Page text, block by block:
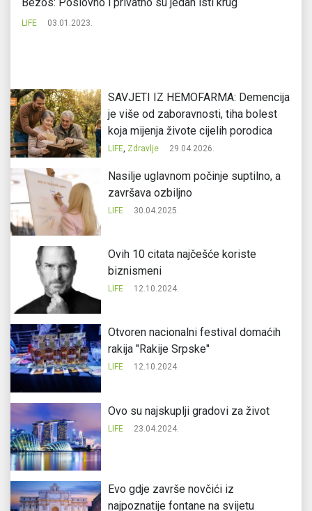
Bezos: Poslovno i privatno su jedan isti krug
LIFE 03.01.2023.
SAVJETI IZ HEMOFARMA: Demencija
je više od zaboravnosti, tiha bolest
koja mijenja živote cijelih porodica
LIFE, Zdravlje 29.04.2026.
Nasilje uglavnom počinje suptilno, a
završava ozbiljno
LIFE 30.04.2025.
Ovih 10 citata najčešće koriste
biznismeni
LIFE 12.10.2024.
Otvoren nacionalni festival domaćih
rakija "Rakije Srpske"
LIFE 12.10.2024.
Ovo su najskuplji gradovi za život
LIFE 23.04.2024.
Evo gdje završe novčići iz
najpoznatije fontane na svijetu